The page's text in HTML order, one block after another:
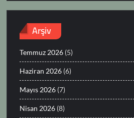
Arşiv
Temmuz 2026 (5)
Haziran 2026 (6)
Mayıs 2026 (7)
Nisan 2026 (8)